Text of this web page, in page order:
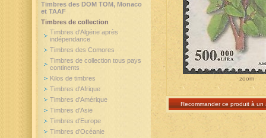
zoom
Recommander ce produit à un
Timbres des DOM TOM, Monaco
et TAAF
Timbres de collection
Timbres d'Algérie après
indépendance
Timbres des Comores
Timbres de collection tous pays
continents
Kilos de timbres
Timbres d'Afrique
Timbres d'Amérique
Timbres d'Asie
Timbres d'Europe
Timbres d'Océanie